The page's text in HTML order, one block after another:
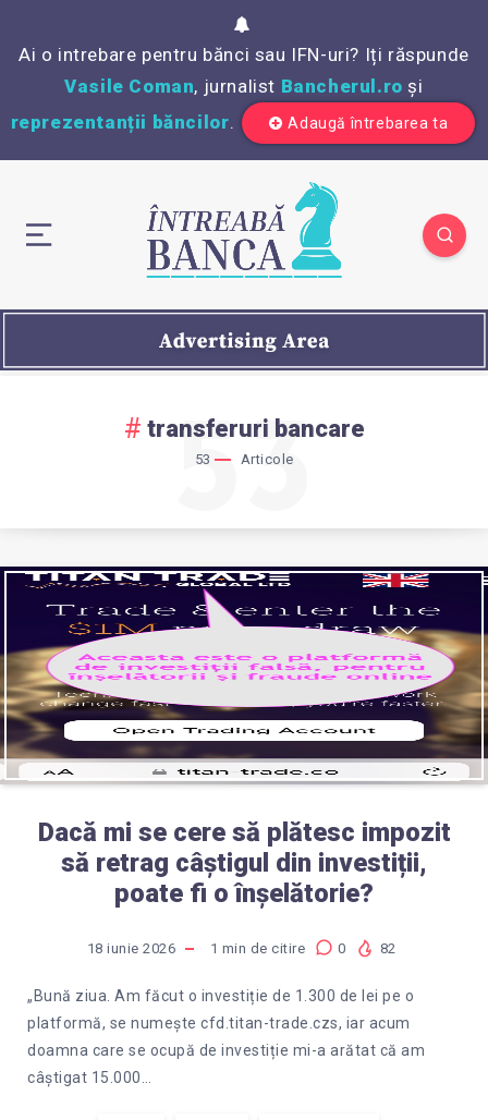
Ai o intrebare pentru bănci sau IFN-uri? Iți răspunde
Vasile Coman, jurnalist Bancherul.ro și
reprezentanții băncilor. Adaugă întrebarea ta
transferuri bancare
53 Articole
53
Dacă mi se cere să plătesc impozit
să retrag câștigul din investiții,
poate fi o înșelătorie?
18 iunie 2026 1 min de citire 0 82
„Bună ziua. Am făcut o investiție de 1.300 de lei pe o
platformă, se numește cfd.titan-trade.czs, iar acum
doamna care se ocupă de investiție mi-a arătat că am
câștigat 15.000…